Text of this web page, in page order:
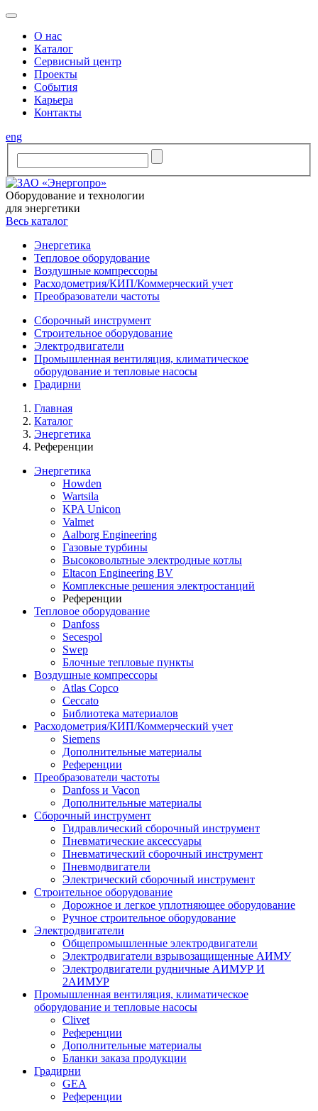
O нас
Каталог
Сервисный центр
Проекты
События
Карьера
Контакты
eng
Оборудование и технологии
для энергетики
Весь каталог
Энергетика
Тепловое оборудование
Воздушные компрессоры
Расходометрия/КИП/Коммерческий учет
Преобразователи частоты
Сборочный инструмент
Строительное оборудование
Электродвигатели
Промышленная вентиляция, климатическое
оборудование и тепловые насосы
Градирни
Главная
Каталог
Энергетика
Референции
Энергетика
Howden
Wartsila
KPA Unicon
Valmet
Aalborg Engineering
Газовые турбины
Высоковольтные электродные котлы
Eltacon Engineering BV
Комплексные решения электростанций
Референции
Тепловое оборудование
Danfoss
Secespol
Swep
Блочные тепловые пункты
Воздушные компрессоры
Atlas Copco
Ceccato
Библиотека материалов
Расходометрия/КИП/Коммерческий учет
Siemens
Дополнительные материалы
Референции
Преобразователи частоты
Danfoss и Vacon
Дополнительные материалы
Сборочный инструмент
Гидравлический сборочный инструмент
Пневматические аксессуары
Пневматический сборочный инструмент
Пневмодвигатели
Электрический сборочный инструмент
Строительное оборудование
Дорожное и легкое уплотняющее оборудование
Ручное строительное оборудование
Электродвигатели
Общепромышленные электродвигатели
Электродвигатели взрывозащищенные АИМУ
Электродвигатели рудничные АИМУР И
2АИМУР
Промышленная вентиляция, климатическое
оборудование и тепловые насосы
Clivet
Референции
Дополнительные материалы
Бланки заказа продукции
Градирни
GEA
Референции